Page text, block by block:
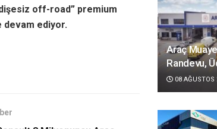
off-road” premium
devam ediyor.
Araç
Randevu,
08 AĞUSTOS